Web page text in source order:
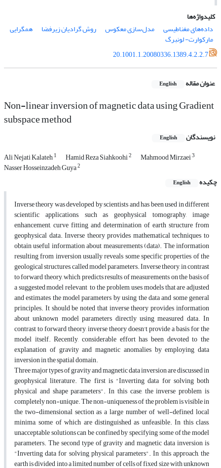
کلیدواژه‌ها
داده‌های مغناطیسی
مدل‌سازی معکوس روش گرادیان زیرفضا همگرایی
مارکوارت- لونبرگ
20.1001.1.20080336.1389.4.2.2.7
عنوان مقاله English
Non-linear inversion of magnetic data using Gradient
subspace method
نویسندگان English
Ali Nejati Kalateh1 Hamid Reza Siahkoohi2 Mahmood Mirzaei3
Nasser Hosseinzadeh Guya2
چکیده English
Inverse theory was developed by scientists and has been used in different
scientific applications, such as geophysical tomography, image
enhancement, curve fitting and determination of earth structure from
geophysical data. Inverse theory provides mathematical techniques to
obtain useful information about measurements (data). The information
resulting from inversion usually reveals some specific properties of the
geological structures, called model parameters. Inverse theory, in contrast
to forward theory, which predicts results of measurements on the basis of
a suggested model relevant to the problem, uses models that are adjusted
and estimates the model parameters by using the data and some general
principles. It should be noted that inverse theory provides information
about unknown model parameters directly using measured data. In
contrast to forward theory, inverse theory doesn't provide a basis for the
model itself. Recently, considerable effort has been devoted to the
explanation of gravity and magnetic anomalies by employing data
inversion in the spatial domain.
Three major types of gravity and magnetic data inversion are discussed in
geophysical literature. The first is "Inverting data for solving both
physical and shape parameters". In this case, the inverse problem is
completely non-unique. The non-uniqueness of the problem is visible in
the two-dimensional section as a large number of well-defined local
minima, some of which are distinguished as unfeasible. In this class,
unacceptable solutions can be confined by specifying some of the model
parameters. The second type of gravity and magnetic data inversion is
"Inverting data for solving physical parameters". In this approach, the
earth is divided into a limited number of cells of fixed size with unknown